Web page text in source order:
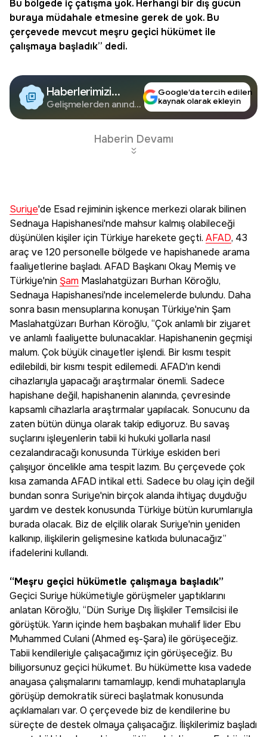
Bu bölgede iç çatışma yok. Herhangi bir dış gücün
buraya müdahale etmesine gerek de yok. Bu
çerçevede mevcut meşru geçici hükümet ile
çalışmaya başladık” dedi.
Haberlerimizi
Google'da Takip
Edin
Gelişmelerden anında
Google’da tercih edilen
kaynak olarak ekleyin
Haberin Devamı
Suriye'de Esad rejiminin işkence merkezi olarak bilinen
Sednaya Hapishanesi'nde mahsur kalmış olabileceği
düşünülen kişiler için Türkiye harekete geçti. AFAD, 43
araç ve 120 personelle bölgede ve hapishanede arama
faaliyetlerine başladı. AFAD Başkanı Okay Memiş ve
Türkiye'nin Şam Maslahatgüzarı Burhan Köroğlu,
Sednaya Hapishanesi'nde incelemelerde bulundu. Daha
sonra basın mensuplarına konuşan Türkiye'nin Şam
Maslahatgüzarı Burhan Köroğlu, “Çok anlamlı bir ziyaret
ve anlamlı faaliyette bulunacaklar. Hapishanenin geçmişi
malum. Çok büyük cinayetler işlendi. Bir kısmı tespit
edilebildi, bir kısmı tespit edilemedi. AFAD'ın kendi
cihazlarıyla yapacağı araştırmalar önemli. Sadece
hapishane değil, hapishanenin alanında, çevresinde
kapsamlı cihazlarla araştırmalar yapılacak. Sonucunu da
zaten bütün dünya olarak takip ediyoruz. Bu savaş
suçlarını işleyenlerin tabii ki hukuki yollarla nasıl
cezalandıracağı konusunda Türkiye eskiden beri
çalışıyor öncelikle ama tespit lazım. Bu çerçevede çok
kısa zamanda AFAD intikal etti. Sadece bu olay için değil
bundan sonra Suriye'nin birçok alanda ihtiyaç duyduğu
yardım ve destek konusunda Türkiye bütün kurumlarıyla
burada olacak. Biz de elçilik olarak Suriye'nin yeniden
kalkınıp, ilişkilerin gelişmesine katkıda bulunacağız”
ifadelerini kullandı.
“Meşru geçici hükümetle çalışmaya başladık”
Geçici Suriye hükümetiyle görüşmeler yaptıklarını
anlatan Köroğlu, “Dün Suriye Dış İlişkiler Temsilcisi ile
görüştük. Yarın içinde hem başbakan muhalif lider Ebu
Muhammed Culani (Ahmed eş-Şara) ile görüşeceğiz.
Tabii kendileriyle çalışacağımız için görüşeceğiz. Bu
biliyorsunuz geçici hükumet. Bu hükümette kısa vadede
anayasa çalışmalarını tamamlayıp, kendi muhataplarıyla
görüşüp demokratik süreci başlatmak konusunda
açıklamaları var. O çerçevede biz de kendilerine bu
süreçte de destek olmaya çalışacağız. İlişkilerimiz başladı